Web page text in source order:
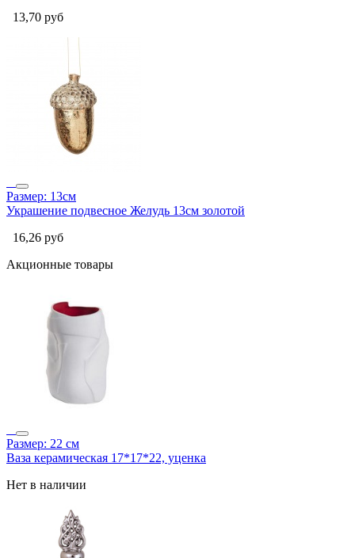
13,70 руб
Размер: 13см
Украшение подвесное Желудь 13см золотой
16,26 руб
Акционные товары
Размер: 22 см
Ваза керамическая 17*17*22, уценка
Нет в наличии